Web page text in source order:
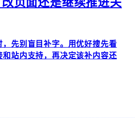
页面还是继续推进关
，先别盲目补字。用优好搜先看
站内支持，再决定该补内容还